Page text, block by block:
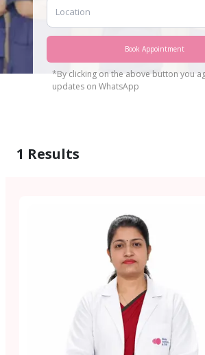
Book Appointment
*By clicking on the above button you
updates on WhatsApp
1 Results